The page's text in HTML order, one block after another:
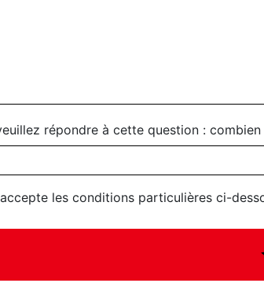
répondre à cette question :
les conditions particulières ci-